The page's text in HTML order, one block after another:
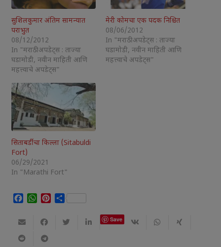
सुशिलकुमार अंतिम सामन्यात
पराभुत
08/12/2012
In "मराठी अपडेट्स : ताज्या
घडामोडी, नवीन माहिती आणि
महत्त्वाचे अपडेट्स"
मेरी कोमचा एक पदक निश्चित
08/06/2012
In "मराठी अपडेट्स : ताज्या
घडामोडी, नवीन माहिती आणि
महत्त्वाचे अपडेट्स"
सिताबर्डीचा किल्ला (Sitabuldi
Fort)
06/29/2021
In "Marathi Fort"
Facebook
WhatsApp
Pinterest
Share
Save